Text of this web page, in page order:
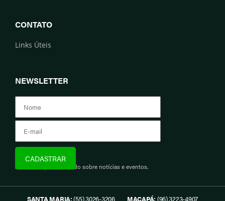
CONTATO
Links Úteis
NEWSLETTER
Assine e fique informado sobre notícias e eventos.
SANTA MARIA:(55) 3026-3206 MACAPÁ: (96) 3223-4907